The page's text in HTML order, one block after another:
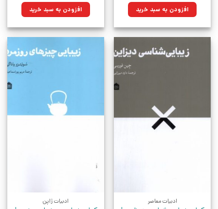
۴۵۷,۵۰۰تومان
بود.
۳۲۷,۱۱۳تومان.افزودن به سبد خرید ۳۲۰,۰۰۰تومان
بود.
۲۲۸,۸۰۰تومان.افزودن به سبد خرید
ادبیات معاصر ادبیات ژاپن